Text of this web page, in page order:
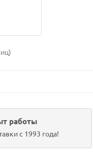
работы
с 1993 года!